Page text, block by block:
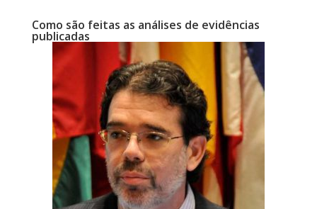
Como são feitas as análises de evidências
publicadas